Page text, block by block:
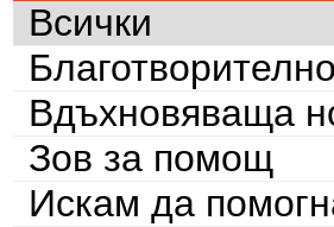
Всички
Вдъхновяваща
Зов за помощ
Искам да